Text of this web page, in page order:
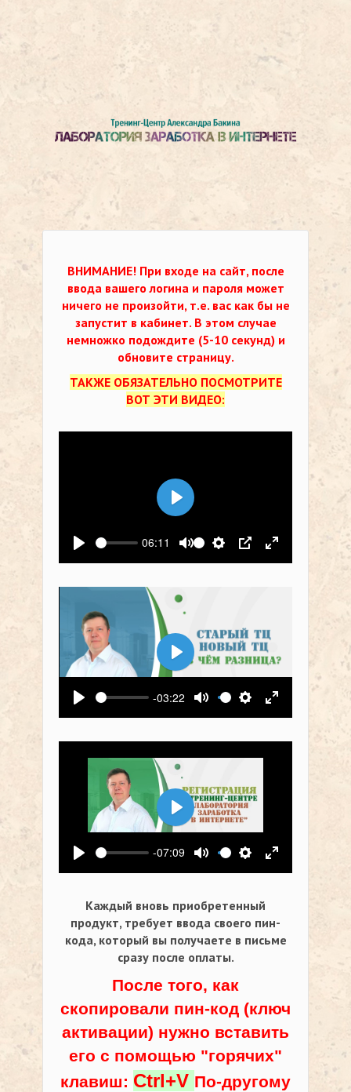
ВНИМАНИЕ! При входе на сайт, после
ввода вашего логина и пароля может
ничего не произойти, т.е. вас как бы не
запустит в кабинет. В этом случае
немножко подождите (5-10 секунд) и
обновите страницу.
ТАКЖЕ ОБЯЗАТЕЛЬНО ПОСМОТРИТЕ
ВОТ ЭТИ ВИДЕО:
Воспроизвести
06:11
Выключить звук
Настройки
PIP На весь
Воспроизвести
Воспроизвести
-03:22
Выключить звук
Настройки
На весь
Воспроизвести
Воспроизвести
-07:09
Выключить звук
Настройки
На весь
Воспроизвести
Каждый вновь приобретенный
продукт, требует ввода своего пин-
кода, который вы получаете в письме
сразу после оплаты.
После того, как
скопировали пин-код (ключ
активации) нужно вставить
его с помощью "горячих"
клавиш: Ctrl+V По-другому